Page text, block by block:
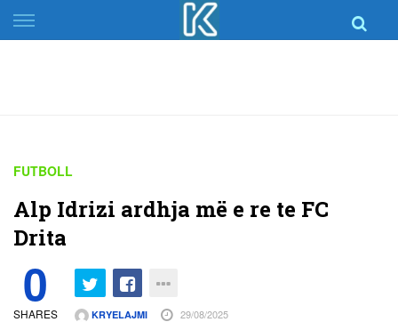
Skip
to
FUTBOLL
Alp Idrizi ardhja më e re te FC
Drita
0
SHARES KRYELAJMI 29/08/2025